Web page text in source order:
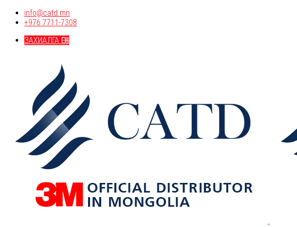
info@catd.mn
+976 7711-7308
ЗАХИАЛГА ӨГӨХ